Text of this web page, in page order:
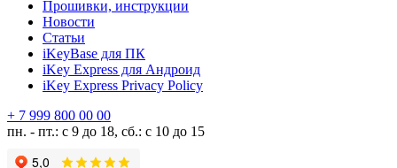
Прошивки, инструкции
Новости
Статьи
iKeyBase для ПК
iKey Express для Андроид
iKey Express Privacy Policy
+ 7 999 800 00 00
пн. - пт.: с 9 до 18, сб.: с 10 до 15